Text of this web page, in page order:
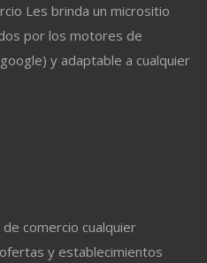
Les brinda un micrositio
por los motores de
y adaptable a cualquier
comercio cualquier
y establecimientos